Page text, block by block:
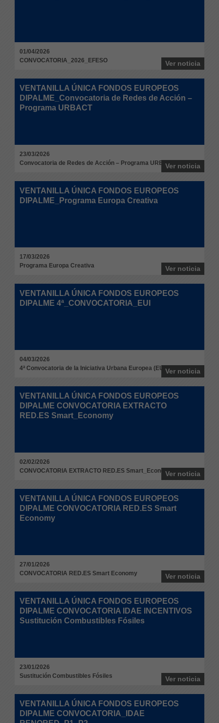
01/04/2026
CONVOCATORIA_2026_EFESO
Ver noticia
VENTANILLA ÚNICA FONDOS EUROPEOS
DIPALME_Convocatoria de Redes de Acción –
Programa URBACT
23/03/2026
Convocatoria de Redes de Acción – Programa URBACTVer noticia
VENTANILLA ÚNICA FONDOS EUROPEOS
DIPALME_Programa Europa Creativa
17/03/2026
Programa Europa Creativa
Ver noticia
VENTANILLA ÚNICA FONDOS EUROPEOS
DIPALME 4ª_CONVOCATORIA_EUI
04/03/2026
4ª Convocatoria de la Iniciativa Urbana Europea (EUI)Ver noticia
VENTANILLA ÚNICA FONDOS EUROPEOS
DIPALME CONVOCATORIA EXTRACTO
RED.ES Smart_Economy
02/02/2026
CONVOCATORIA EXTRACTO RED.ES Smart_EconomyVer noticia
VENTANILLA ÚNICA FONDOS EUROPEOS
DIPALME CONVOCATORIA RED.ES Smart
Economy
27/01/2026
CONVOCATORIA RED.ES Smart Economy
Ver noticia
VENTANILLA ÚNICA FONDOS EUROPEOS
DIPALME CONVOCATORIA IDAE INCENTIVOS
Sustitución Combustibles Fósiles
23/01/2026
Sustitución Combustibles Fósiles
Ver noticia
VENTANILLA ÚNICA FONDOS EUROPEOS
DIPALME CONVOCATORIA_IDAE